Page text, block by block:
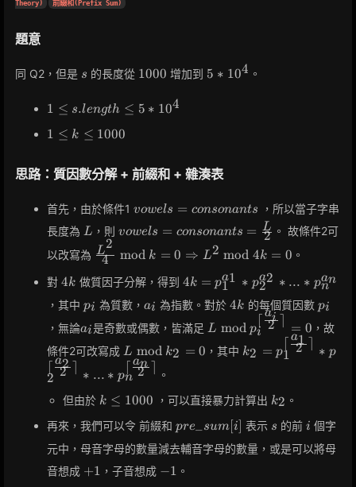
Theory) 前綴和(Prefix Sum)
題意
同 Q2，但是 s
s 的長度從 1000
1000 增加到 5 *
5 ∗ 104 。
1 \leq
\leq 5 *
1 ≤ s.length ≤ 5 ∗ 104
1
\leq
1 ≤ k ≤ 1000
思路：質因數分解 + 前綴和 + 雜湊表
首先，由於條件1 vowels =
consonants
vowels = consonants ，所以當子字串
長度為 L
L ，則 vowels =
=
\frac{L}
{2}
vowels = consonants = 2
L 。 故條件2可
以改寫為 \frac{L^2}
{4} \bmod k
= 0
\Rightarrow
L^2 \bmod
4k =0
4
L2
mod k = 0 ⇒ L2 mod 4k = 0 。
對 4k
4k 做質因子分解，得到 4k =
p_1^{a_1}
*
p_2^{a_2}
* ... *
p_n^{a_n}
4k = p1
a1 ∗ p2
a2 ∗ ... ∗ pn
an
，其中 p_i
pi 為質數， a_i
ai 為指數。對於 4k
4k 的每個質因數 p_i
pi
，無論a_i
ai是奇數或偶數，皆滿足 L \bmod
p_i^{\lceil
\frac{a_i}
L mod pi
⌈ 2
ai ⌉ = 0 ，故
條件2可改寫成 L
\bmod
k_2 =
0
L mod k2 = 0 ，其中 k_2 =
p_1^{\lceil
{2} \rceil}
*
p_2^{\lceil
\frac{a_2}
{2} \rceil}
k2 = p1 2
a1
∗ p
2
⌈ 2
a2 ⌉ ∗ ... ∗ pn
⌈ 2
an ⌉ 。
但由於 k
1000
k ≤ 1000 ，可以直接暴力計算出 k_2
k2 。
再來，我們可以令 前綴和 pre\_sum[i]
pre sum[i] 表示 s
s 的前 i
i 個字
元中，母音字母的數量減去輔音字母的數量，或是可以將母
音想成 +1
+1 ，子音想成 -1
−1 。